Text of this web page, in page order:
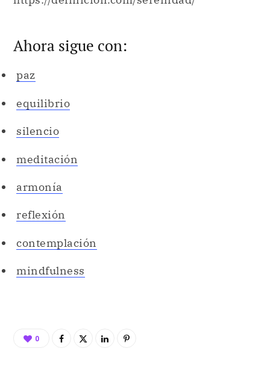
Ahora sigue con:
paz
equilibrio
silencio
meditación
armonía
reflexión
contemplación
mindfulness
0